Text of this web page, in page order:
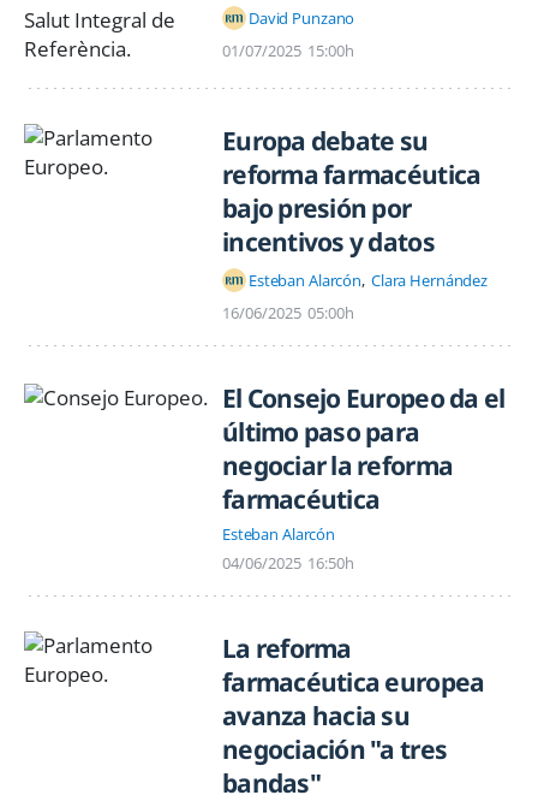
David Punzano
01/07/2025 15:00h
Europa debate su
reforma farmacéutica
bajo presión por
incentivos y datos
Esteban Alarcón Clara Hernández
16/06/2025 05:00h
El Consejo Europeo da el
último paso para
negociar la reforma
farmacéutica
Esteban Alarcón
04/06/2025 16:50h
La reforma
farmacéutica europea
avanza hacia su
negociación "a tres
bandas"